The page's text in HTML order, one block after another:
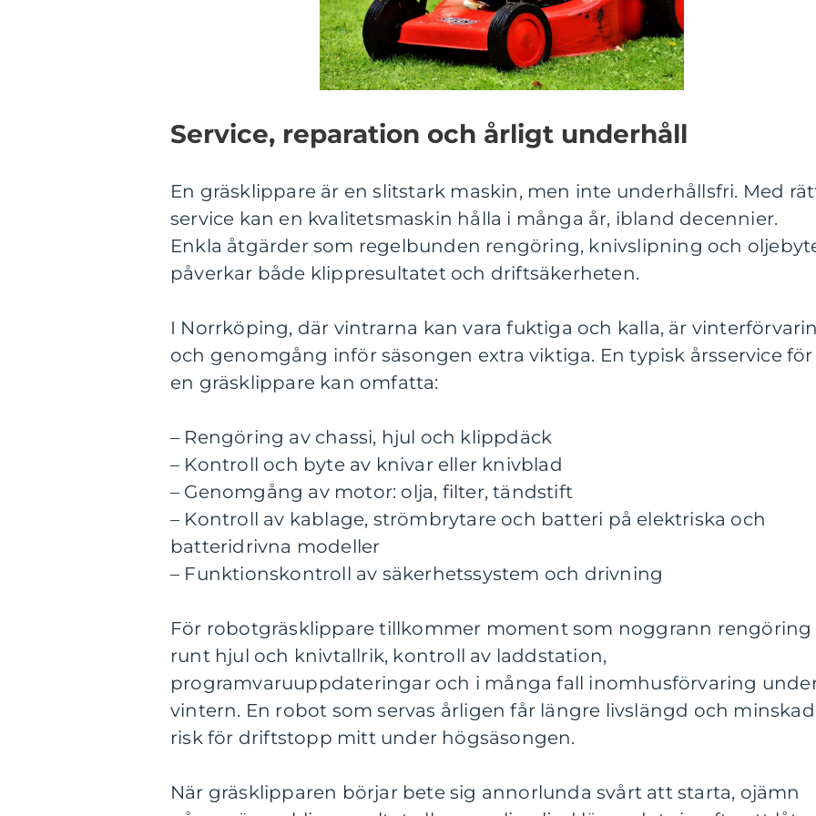
Service, reparation och årligt underhåll
En gräsklippare är en slitstark maskin, men inte underhållsfri. Med
service kan en kvalitetsmaskin hålla i många år, ibland decennier.
Enkla åtgärder som regelbunden rengöring, knivslipning och
påverkar både klippresultatet och driftsäkerheten.
I Norrköping, där vintrarna kan vara fuktiga och kalla, är
och genomgång inför säsongen extra viktiga. En typisk årsservice för
en gräsklippare kan omfatta:
– Rengöring av chassi, hjul och klippdäck
– Kontroll och byte av knivar eller knivblad
– Genomgång av motor: olja, filter, tändstift
– Kontroll av kablage, strömbrytare och batteri på elektriska och
batteridrivna modeller
– Funktionskontroll av säkerhetssystem och drivning
För robotgräsklippare tillkommer moment som noggrann rengöring
runt hjul och knivtallrik, kontroll av laddstation,
programvaruuppdateringar och i många fall inomhusförvaring
vintern. En robot som servas årligen får längre livslängd och minskad
risk för driftstopp mitt under högsäsongen.
När gräsklipparen börjar bete sig annorlunda svårt att starta, ojämn